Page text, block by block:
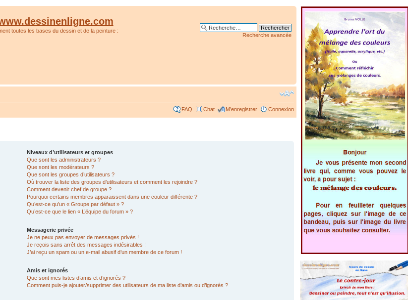
toutes les bases du dessin et de la peinture :
Recherche avancée
FAQ Chat M’enregistrer Connexion
Niveaux d’utilisateurs et groupes
Que sont les administrateurs ?
Que sont les modérateurs ?
Que sont les groupes d’utilisateurs ?
Où trouver la liste des groupes d’utilisateurs et comment les rejoindre ?
Comment devenir chef de groupe ?
Pourquoi certains membres apparaissent dans une couleur différente ?
Qu’est-ce qu’un « Groupe par défaut » ?
Qu’est-ce que le lien « L’équipe du forum » ?
Messagerie privée
Je ne peux pas envoyer de messages privés !
Je reçois sans arrêt des messages indésirables !
J’ai reçu un spam ou un e-mail abusif d’un membre de ce forum !
Amis et ignorés
Que sont mes listes d’amis et d’ignorés ?
Comment puis-je ajouter/supprimer des utilisateurs de ma liste d’amis ou d’ignorés ?